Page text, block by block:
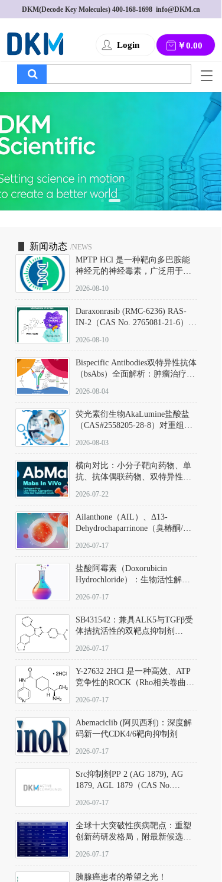
DKM(Decode Key Molecules) 400-168-1698
  info@DKM.cn
Login ￥0.00
T
g
g
l
a
v
i
g
a
新闻动态 /NEWS
MPTP HCl 是一种靶向多巴胺能
神经元的神经毒素，广泛用于构
以盐酸盐形式存在，可触发线粒
用即为选择性损毁中脑黑质致密
部多巴胺能神经元，从而可靠模
拟帕金森病的核心病理与行为表
2026-08-10
Daraxonrasib (RMC-6236) RAS-
IN-2（CAS No. 2765081-21-6）：
向KRAS/NRAS/HRAS的广谱RAS
2026-08-10
Bispecific Antibodies双特异性抗体
（bsAbs）全面解析：肿瘤治疗的
2026-08-04
荧光素衍生物AkaLumine盐酸盐
（CAS#2558205-28-8）对重组萤
数（Km）为2.06 μM；其近红外
发光特性赋予优异的组织穿透能
力，大幅增强成像信噪比，从而
实现活体动物模型中极低给药剂
量下的高灵敏度、非侵入式生物
2026-08-03
横向对比：小分子靶向药物、单
抗、抗体偶联药物、双特异性抗
及应用瓶颈
2026-07-22
Ailanthone（AIL）、Δ13-
Dehydrochaparrinone（臭椿酮/臭
DKM货号 D806885
2026-07-17
盐酸阿霉素（Doxorubicin
Hydrochloride）：生物活性解
范
2026-07-17
SB431542：兼具ALK5与TGFβ受
体拮抗活性的双靶点抑制剂
D801067）
2026-07-17
Y-27632 2HCl 是一种高效、ATP
竞争性的ROCK（Rho相关卷曲螺
同等抑制ROCK1与ROCK2；其通
过精准嵌入激酶的ATP结合位点
发挥抑制作用，对ROCK1和
ROCK2的解离常数（Ki）分别为
140 nM和300 nM；在众多丝氨酸/
中，其靶向ROCK的选择性超过
200倍，凸显出优异的分子特异
2026-07-17
Abemaciclib (阿贝西利)：深度解
码新一代CDK4/6靶向抑制剂
2026-07-17
Src抑制剂PP 2 (AG 1879), AG
1879, AGL 1879（CAS No.
应用指南
2026-07-17
全球十大突破性疾病靶点：重塑
创新药研发格局，附最新候选分
2026-07-17
胰腺癌患者的希望之光！